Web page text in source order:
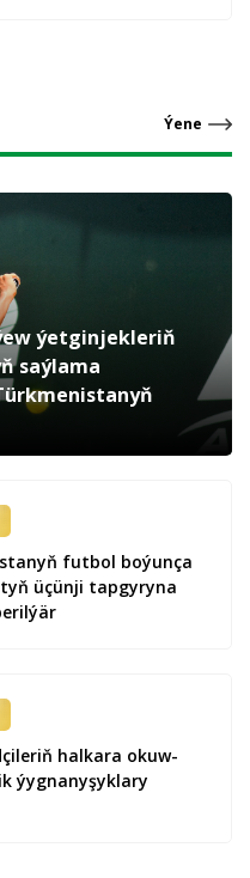
Ýene
ýetginjekleriň
saýlama
futbol boýunça
üçünji tapgyryna
halkara okuw-
ýygnanyşyklary